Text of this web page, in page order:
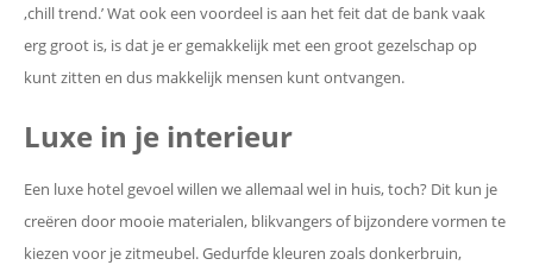
‚chill trend.’ Wat ook een voordeel is aan het feit dat de bank vaak
erg groot is, is dat je er gemakkelijk met een groot gezelschap op
kunt zitten en dus makkelijk mensen kunt ontvangen.
Luxe in je interieur
Een luxe hotel gevoel willen we allemaal wel in huis, toch? Dit kun je
creëren door mooie materialen, blikvangers of bijzondere vormen te
kiezen voor je zitmeubel. Gedurfde kleuren zoals donkerbruin,